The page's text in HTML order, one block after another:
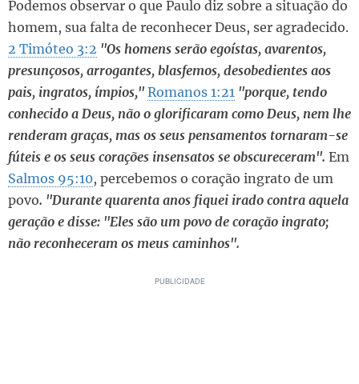
Podemos observar o que Paulo diz sobre a situação do
homem, sua falta de reconhecer Deus, ser agradecido.
2 Timóteo 3:2 "Os homens serão egoístas, avarentos,
presunçosos, arrogantes, blasfemos, desobedientes aos
pais, ingratos, ímpios," Romanos 1:21 "porque, tendo
conhecido a Deus, não o glorificaram como Deus, nem lhe
renderam graças, mas os seus pensamentos tornaram-se
fúteis e os seus corações insensatos se obscureceram". Em
Salmos 95:10, percebemos o coração ingrato de um
povo. "Durante quarenta anos fiquei irado contra aquela
geração e disse: "Eles são um povo de coração ingrato;
não reconheceram os meus caminhos".